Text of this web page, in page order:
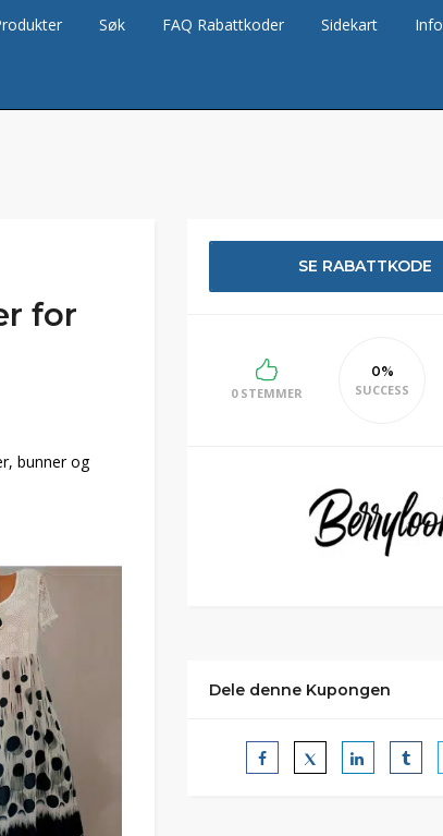
Søk FAQ Rabattkoder Sidekart Info
for
bunner og
SE RABATTKODE
0 STEMMER
0%
SUCCESS
Dele denne Kupongen